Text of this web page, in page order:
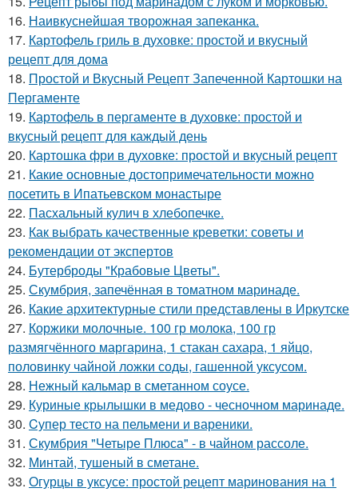
16. Наивкуснейшая творожная запеканка.
17. Картофель гриль в духовке: простой и вкусный
рецепт для дома
18. Простой и Вкусный Рецепт Запеченной Картошки на
Пергаменте
19. Картофель в пергаменте в духовке: простой и
вкусный рецепт для каждый день
20. Картошка фри в духовке: простой и вкусный рецепт
21. Какие основные достопримечательности можно
посетить в Ипатьевском монастыре
22. Пасхальный кулич в хлебопечке.
23. Как выбрать качественные креветки: советы и
рекомендации от экспертов
24. Бутерброды "Крабовые Цветы".
25. Скумбрия, запечённая в томатном маринаде.
26. Какие архитектурные стили представлены в Иркутске
27. Коржики молочные. 100 гр молока, 100 гр
размягчённого маргарина, 1 стакан сахара, 1 яйцо,
половинку чайной ложки соды, гашенной уксусом.
28. Нежный кальмар в сметанном соусе.
29. Куриные крылышки в медово - чесночном маринаде.
30. Cупер тесто на пельмени и вареники.
31. Скумбрия "Четыре Плюса" - в чайном рассоле.
32. Минтай, тушеный в сметане.
33. Огурцы в уксусе: простой рецепт маринования на 1